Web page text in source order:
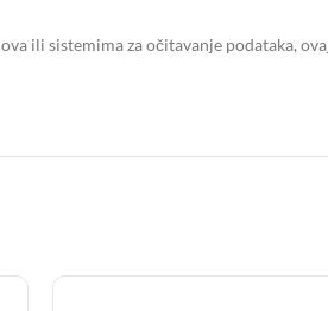
ili sistemima za očitavanje podataka,